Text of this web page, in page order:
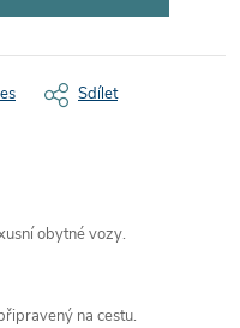
Sdílet
obytné vozy.
na cestu.